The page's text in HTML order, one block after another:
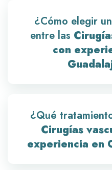
¿Cómo elegir
entre las
con
¿Qué
Cirugías
experiencia en